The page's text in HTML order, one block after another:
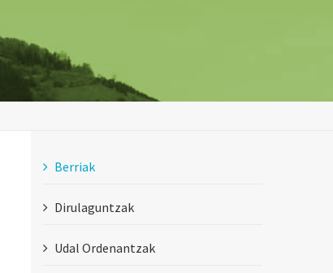
Berriak
Dirulaguntzak
Udal Ordenantzak